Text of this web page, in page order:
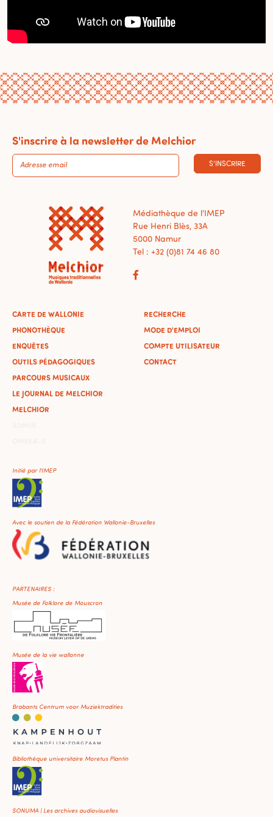
S'inscrire à la newsletter de Melchior
S'INSCRIRE
Médiathèque de l'IMEP
Rue Henri Blès, 33A
5000 Namur
Tel : +32 (0)81 74 46 80
CARTE DE WALLONIE
PHONOTHÈQUE
ENQUÊTES
OUTILS PÉDAGOGIQUES
PARCOURS MUSICAUX
LE JOURNAL DE MELCHIOR
MELCHIOR
RECHERCHE
MODE D'EMPLOI
COMPTE UTILISATEUR
CONTACT
Initié par l'IMEP
Avec le soutien de la Fédération Wallonie-Bruxelles
PARTENAIRES :
Musée de Folklore de Mouscron
Musée de la vie wallonne
Brabants Centrum voor Muziektradities
Bibliothèque universitaire Moretus Plantin
SONUMA | Les archives audiovisuelles